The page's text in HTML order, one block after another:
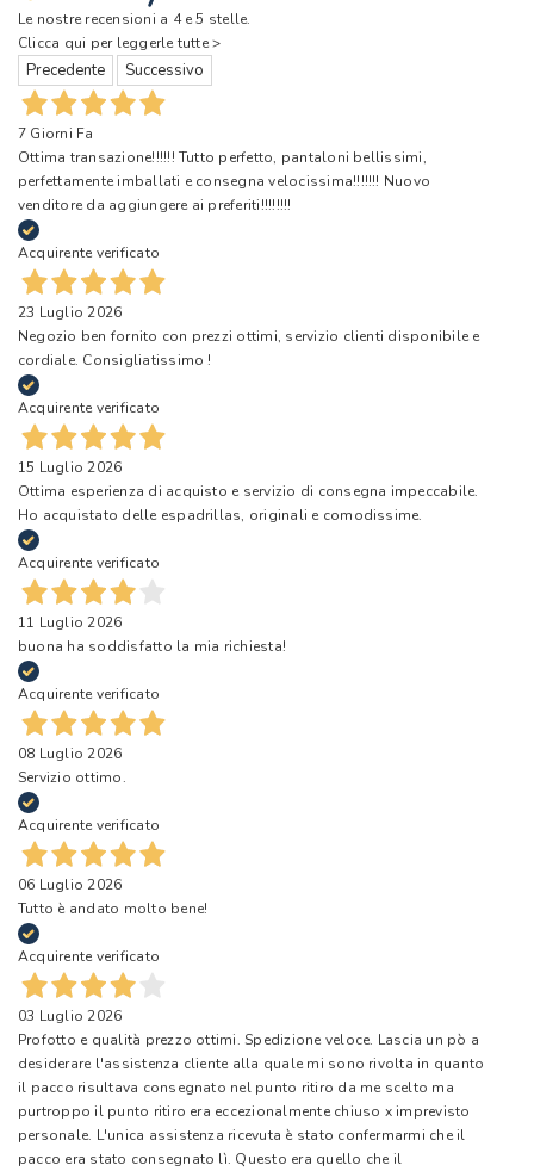
Le nostre recensioni a 4 e 5 stelle.
Clicca qui per leggerle tutte >
Precedente Successivo
7 Giorni Fa
Ottima transazione!!!!!! Tutto perfetto, pantaloni bellissimi,
perfettamente imballati e consegna velocissima!!!!!!! Nuovo
venditore da aggiungere ai preferiti!!!!!!!!
Acquirente verificato
23 Luglio 2026
Negozio ben fornito con prezzi ottimi, servizio clienti disponibile e
cordiale. Consigliatissimo !
Acquirente verificato
15 Luglio 2026
Ottima esperienza di acquisto e servizio di consegna impeccabile.
Ho acquistato delle espadrillas, originali e comodissime.
Acquirente verificato
11 Luglio 2026
buona ha soddisfatto la mia richiesta!
Acquirente verificato
08 Luglio 2026
Servizio ottimo.
Acquirente verificato
06 Luglio 2026
Tutto è andato molto bene!
Acquirente verificato
03 Luglio 2026
Profotto e qualità prezzo ottimi. Spedizione veloce. Lascia un pò a
desiderare l'assistenza cliente alla quale mi sono rivolta in quanto
il pacco risultava consegnato nel punto ritiro da me scelto ma
purtroppo il punto ritiro era eccezionalmente chiuso x imprevisto
personale. L'unica assistenza ricevuta è stato confermarmi che il
pacco era stato consegnato lì. Questo era quello che il